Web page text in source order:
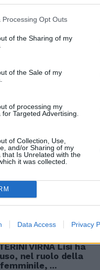
Processing Opt Outs
of the Sharing of my
of the Sale of my
of processing my
Targeted Advertising.
of Collection, Use,
and/or Sharing of my
that Is Unrelated with the
it was collected.
Data Access Privacy
è sempre stata
IL
scrivere nella più
che la fiction
VIRNA Lisi ha
nel ruolo della
...